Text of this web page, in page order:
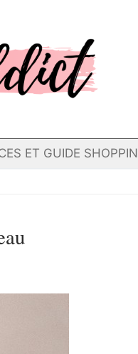
ET GUIDE